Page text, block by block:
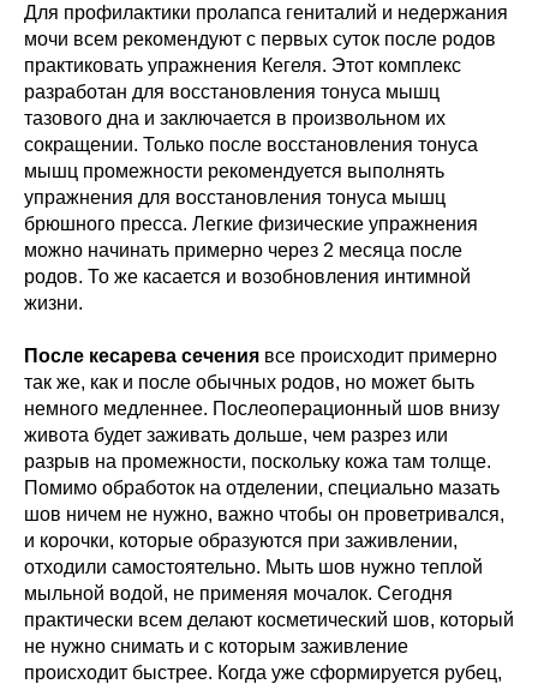
Для профилактики пролапса гениталий и недержания
мочи всем рекомендуют с первых суток после родов
практиковать упражнения Кегеля. Этот комплекс
разработан для восстановления тонуса мышц
тазового дна и заключается в произвольном их
сокращении. Только после восстановления тонуса
мышц промежности рекомендуется выполнять
упражнения для восстановления тонуса мышц
брюшного пресса. Легкие физические упражнения
можно начинать примерно через 2 месяца после
родов. То же касается и возобновления интимной
жизни.
После кесарева сечения все происходит примерно
так же, как и после обычных родов, но может быть
немного медленнее. Послеоперационный шов внизу
живота будет заживать дольше, чем разрез или
разрыв на промежности, поскольку кожа там толще.
Помимо обработок на отделении, специально мазать
шов ничем не нужно, важно чтобы он проветривался,
и корочки, которые образуются при заживлении,
отходили самостоятельно. Мыть шов нужно теплой
мыльной водой, не применяя мочалок. Сегодня
практически всем делают косметический шов, который
не нужно снимать и с которым заживление
происходит быстрее. Когда уже сформируется рубец,